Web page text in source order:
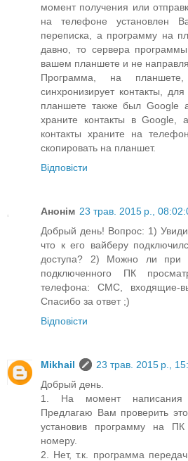
момент получения или
на телефоне установлен
переписка, а программу на
давно, то сервера
вашем планшете и не
Программа, на
синхронизирует контакты,
планшете также был Google
храните контакты в
контакты храните на
скопировать на планшет.
Відповісти
Анонім 23 трав. 2015 р.,
Добрый день! Вопрос: 1)
что к его вайберу
доступа? 2) Можно ли при
подключенного ПК
телефона: СМС, входящие-
Спасибо за ответ ;)
Відповісти
Mikhail
23 трав. 2015 р.,
Добрый день.
1. На момент написания
Предлагаю Вам проверить
установив программу на
номеру.
2. Нет, т.к. программа